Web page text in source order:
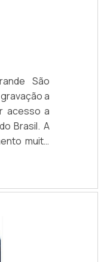
São
a
acesso a
Brasil. A
muito
feito com
Ou